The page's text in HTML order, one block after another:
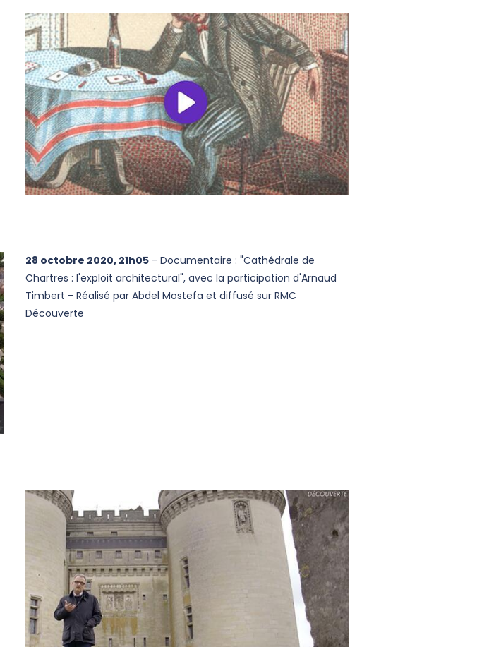
28 octobre 2020, 21h05 - Documentaire : "Cathédrale de
Chartres : l'exploit architectural", avec la participation d'Arnaud
Timbert - Réalisé par Abdel Mostefa et diffusé sur RMC
Découverte